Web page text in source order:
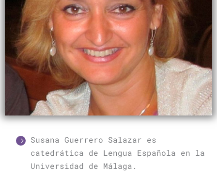
Susana Guerrero Salazar es
catedrática de Lengua Española en la
Universidad de Málaga.